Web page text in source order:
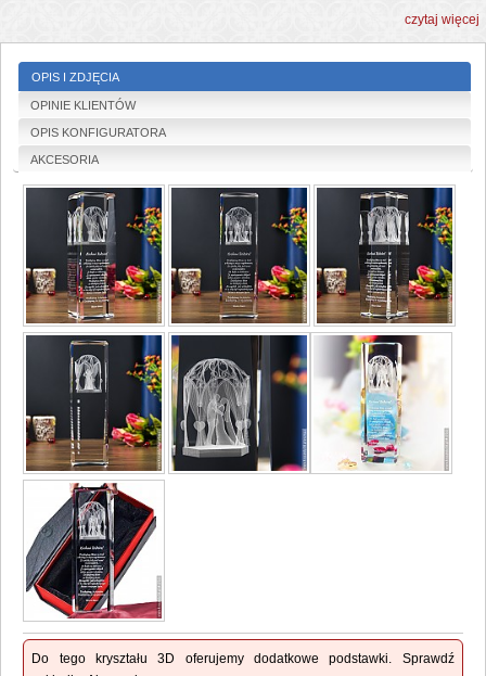
czytaj więcej
OPIS I ZDJĘCIA
OPINIE KLIENTÓW
OPIS KONFIGURATORA
AKCESORIA
Do tego kryształu 3D oferujemy dodatkowe podstawki. Sprawdź